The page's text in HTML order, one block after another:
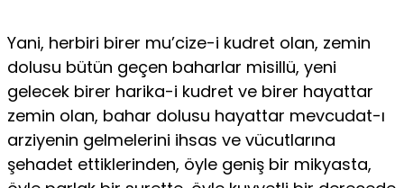
Yani, herbiri birer mu’cize-i kudret olan, zemin
dolusu bütün geçen baharlar misillü, yeni
gelecek birer harika-i kudret ve birer hayattar
zemin olan, bahar dolusu hayattar mevcudat-ı
arziyenin gelmelerini ihsas ve vücutlarına
şehadet ettiklerinden, öyle geniş bir mikyasta,